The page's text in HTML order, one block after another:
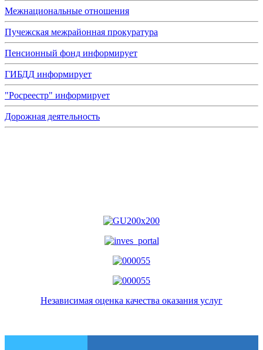
Межнациональные отношения
Пучежская межрайонная прокуратура
Пенсионный фонд информирует
ГИБДД информирует
"Росреестр" информирует
Дорожная деятельность
Независимая оценка качества оказания услуг